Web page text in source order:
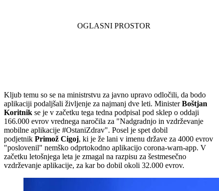
Kljub temu so se na ministrstvu za javno upravo odločili, da bodo
aplikaciji podaljšali življenje za najmanj dve leti. MinisterBoštjan
Koritnik se je v začetku tega tedna podpisal pod sklep o oddaji
166.000 evrov vrednega naročila za "Nadgradnjo in vzdrževanje
mobilne aplikacije #OstaniZdrav". Posel je spet dobil
podjetnik Primož Cigoj, ki je že lani v imenu države za 4000 evrov
"poslovenil" nemško odprtokodno aplikacijo corona-warn-app. V
začetku letošnjega leta je zmagal na razpisu za šestmesečno
vzdrževanje aplikacije, za kar bo dobil okoli 32.000 evrov.